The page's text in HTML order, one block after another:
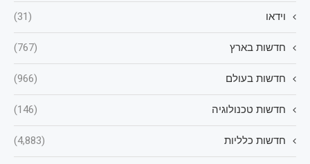
וידאו (31)
חדשות בארץ (767)
חדשות בעולם (966)
חדשות טכנולוגיה (146)
חדשות כלליות (4,883)